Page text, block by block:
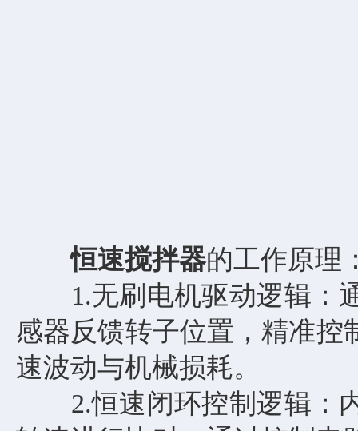
恒速搅拌器的工作原理
1.无刷电机驱动逻辑：通
感器反馈转子位置，精准控
速波动与机械损耗。
2.恒速闭环控制逻辑：内